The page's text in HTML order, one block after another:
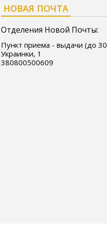
НОВАЯ ПОЧТА
Отделения Новой Почты:
Пункт приема - выдачи (до 30
Украинки, 1
380800500609